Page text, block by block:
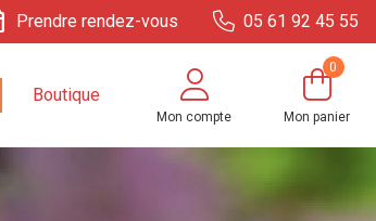
Prendre rendez-vous 05 61 92 45 55
Boutique
Mon compte
0
Mon panier